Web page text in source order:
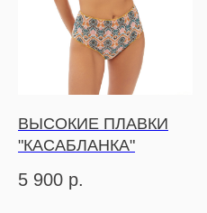
ВЫСОКИЕ ПЛАВКИ
"КАСАБЛАНКА"
5 900 р.